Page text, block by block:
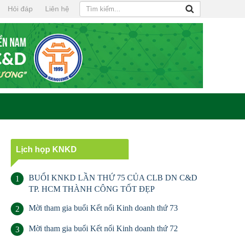
Hỏi đáp Liên hệ
Lịch họp KNKD
1
BUỔI KNKD LẦN THỨ 75 CỦA CLB DN C&D
TP. HCM THÀNH CÔNG TỐT ĐẸP
2 Mời tham gia buổi Kết nối Kinh doanh thứ 73
3 Mời tham gia buổi Kết nối Kinh doanh thứ 72